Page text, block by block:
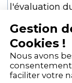
l'évaluation
contenu en
l'évaluation
langue
Gestion
Cookies !
Nous avons
faciliter votre